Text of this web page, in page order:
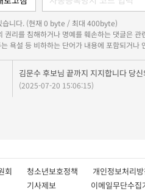
습니다. (현재 0 byte / 최대 400byte)
권리를 침해하거나 명예를 훼손하는 댓글은
욕설 등 비하하는 단어가 내용에 포함되거나
김문수 후보님 끝까지 지지합니다 당
(2025-07-20 15:06:15)
원회 청소년보호정책 개인정보처
기사제보 이메일무단수집